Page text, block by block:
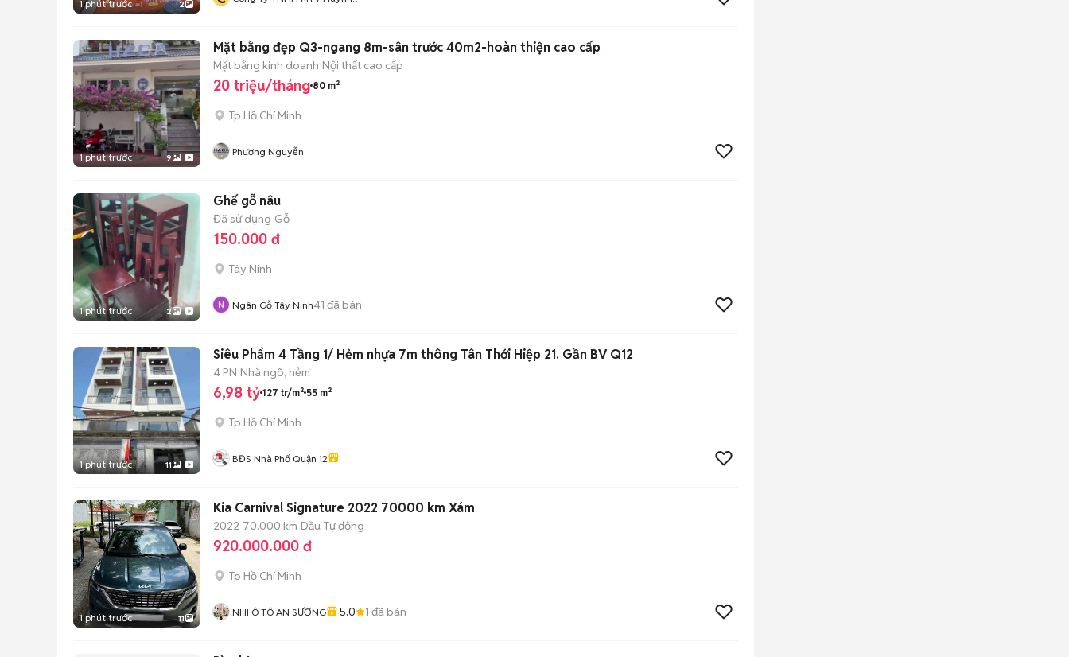
1 phút trước 2
1 phút trước 9
Mặt bằng đẹp Q3-ngang 8m-sân trước 40m2-hoàn thiện cao cấp
Mặt bằng kinh doanh Nội thất cao cấp
20 triệu/tháng 80 m²
Tp Hồ Chí Minh
Phương Nguyễn
1 phút trước 2
Ghế gỗ nâu
Đã sử dụng Gỗ
150.000 đ
Tây Ninh
Ngân Gỗ Tây Ninh41 đã bán
1 phút trước 11
Siêu Phẩm 4 Tầng 1/ Hẻm nhựa 7m thông Tân Thới Hiệp 21. Gần BV Q12
4 PN Nhà ngõ, hẻm
6,98 tỷ 127 tr/m² 55 m²
Tp Hồ Chí Minh
BĐS Nhà Phố Quận 12
1 phút trước 11
Kia Carnival Signature 2022 70000 km Xám
2022 70.000 km Dầu Tự động
920.000.000 đ
Tp Hồ Chí Minh
NHI Ô TÔ AN SƯƠNG 5.0 1 đã bán